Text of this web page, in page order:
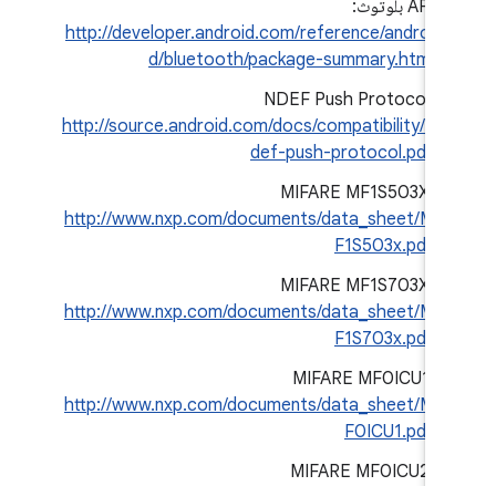
http://developer.android.com/reference/androi
d/bluetooth/package-summary.html
NDEF Push Protocol:
http://source.android.com/docs/compatibility/n
def-push-protocol.pdf
MIFARE MF1S503X:
http://www.nxp.com/documents/data_sheet/M
F1S503x.pdf
MIFARE MF1S703X:
http://www.nxp.com/documents/data_sheet/M
F1S703x.pdf
MIFARE MF0ICU1:
http://www.nxp.com/documents/data_sheet/M
F0ICU1.pdf
MIFARE MF0ICU2: